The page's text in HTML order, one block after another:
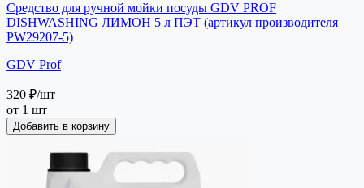
Средство для ручной мойки посуды GDV PROF
DISHWASHING ЛИМОН 5 л ПЭТ (артикул производителя
PW29207-5)
GDV Prof
320 ₽/шт
от 1 шт
Добавить в корзину